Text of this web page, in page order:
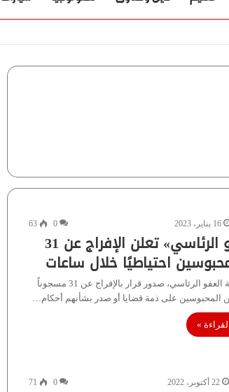
16 يناير، 2023 0
63
«العفو الرئاسي» تعلن الإفراج عن 31
احتياطيًا خلال ساعات
أكدت لجنة العفو الرئاسي، صدور قرار بالإفراج عن 31 مسجوناً
المحبوسين على ذمة قضايا أو صدر بشأنهم أحكام…
»
22 أكتوبر، 2022 0
71